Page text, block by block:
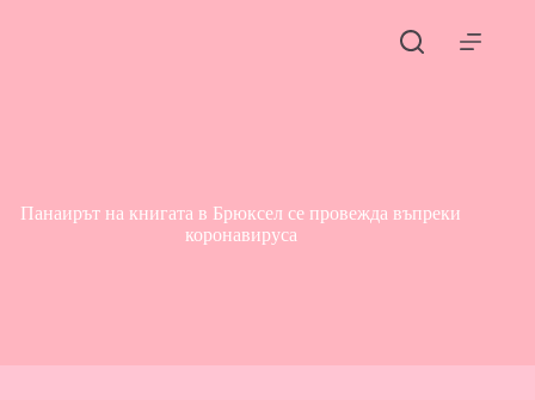
Панаирът на книгата в Брюксел се провежда въпреки
коронавируса